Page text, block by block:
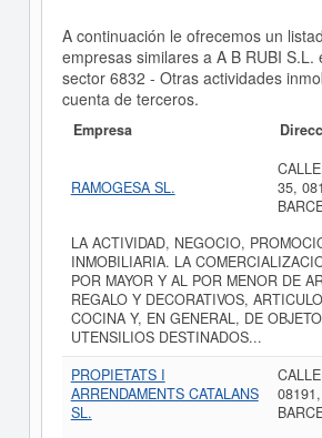
A continuación le ofrecemos un
empresas similares a A B RUBI S.L.
sector 6832 - Otras actividades
cuenta de terceros.
Empresa
RAMOGESA SL.
35,
LA ACTIVIDAD, NEGOCIO,
INMOBILIARIA. LA
POR MAYOR Y AL POR MENOR DE
REGALO Y DECORATIVOS,
COCINA Y, EN GENERAL, DE
UTENSILIOS DESTINADOS...
PROPIETATS I
ARRENDAMENTS CATALANS
SL.